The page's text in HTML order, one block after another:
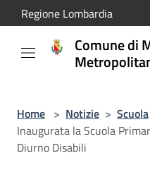
Salta al contenuto principale
Regione Lombardia
Comune di
Home > Notizie > Scuola
Inaugurata la Scuola
Diurno Disabili